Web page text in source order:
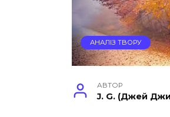
АНАЛІЗ ТВОРУ
АВТОР
J. G. (Джей